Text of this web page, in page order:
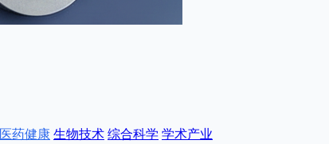
医药健康 生物技术 综合科学 学术产业